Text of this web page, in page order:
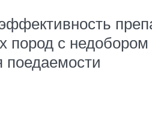
пород с
поедаемости